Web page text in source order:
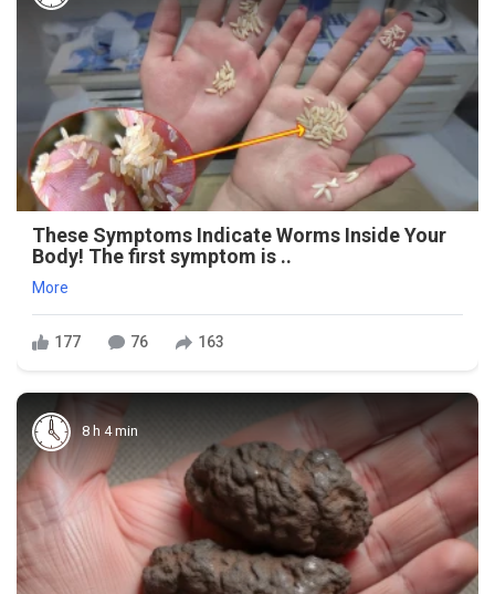
These Symptoms Indicate Worms Inside Your
Body! The first symptom is ..
More
177 76 163
8 h 4 min